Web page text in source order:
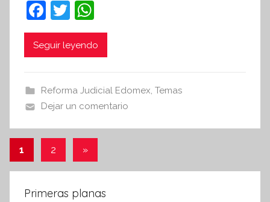
I
m
F
a
c
b
o
o
k
T
w
itt
h
at
A
p
p
Seguir leyendo
Reforma Judicial Edomex, Temas
Dejar un comentario
Paginación
de
entradas
1 2
Entradas
»
Primeras planas